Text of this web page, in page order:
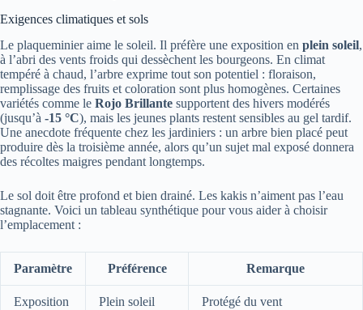
Exigences climatiques et sols
Le plaqueminier aime le soleil. Il préfère une exposition en plein soleil,
à l’abri des vents froids qui dessèchent les bourgeons. En climat
tempéré à chaud, l’arbre exprime tout son potentiel : floraison,
remplissage des fruits et coloration sont plus homogènes. Certaines
variétés comme le Rojo Brillante supportent des hivers modérés
(jusqu’à -15 °C), mais les jeunes plants restent sensibles au gel tardif.
Une anecdote fréquente chez les jardiniers : un arbre bien placé peut
produire dès la troisième année, alors qu’un sujet mal exposé donnera
des récoltes maigres pendant longtemps.
Le sol doit être profond et bien drainé. Les kakis n’aiment pas l’eau
stagnante. Voici un tableau synthétique pour vous aider à choisir
l’emplacement :
Paramètre Préférence Remarque
Exposition Plein soleil Protégé du vent